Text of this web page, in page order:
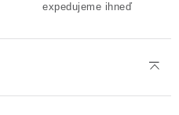
expedujeme ihneď